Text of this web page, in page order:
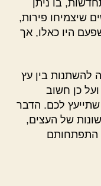
בו ניתן
שיצמיחו פירות,
היו כאלו, אך
להשתנות בין עץ
כן חשוב
לכם. הדבר
של העצים,
התפתחותם